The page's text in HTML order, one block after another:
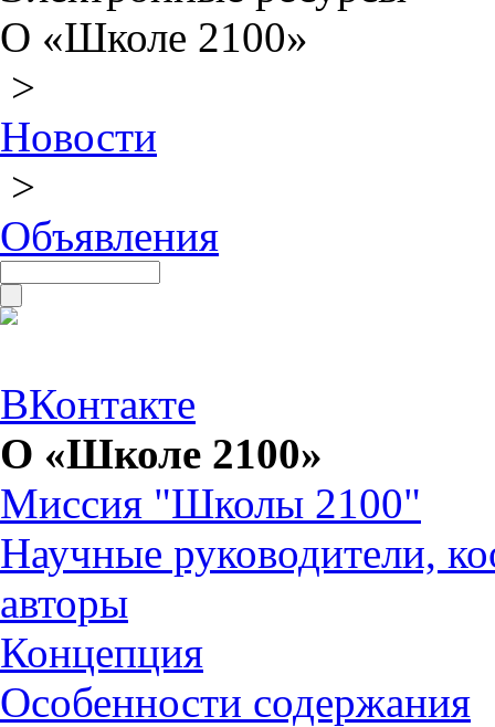
О «Школе 2100»
>
Новости
>
Объявления
ВКонтакте
О «Школе 2100»
Миссия "Школы 2100"
Научные руководители,
авторы
Концепция
Особенности содержания